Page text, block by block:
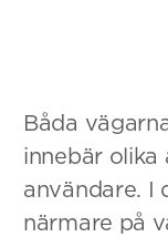
Båda
innebär olika
användare. I
närmare på